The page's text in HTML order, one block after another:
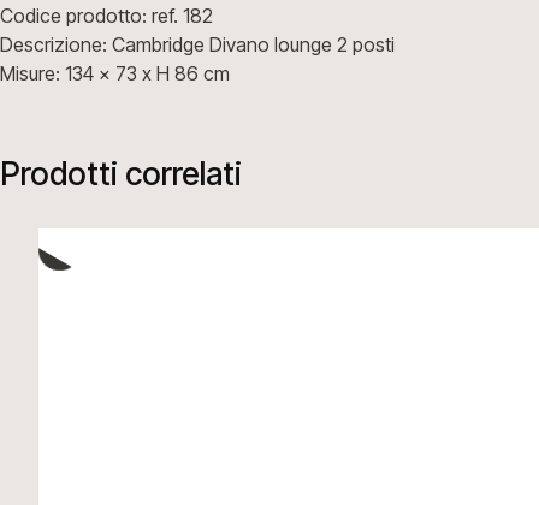
Codice prodotto: ref. 182
Descrizione: Cambridge Divano lounge 2 posti
Misure: 134 x 73 x H 86 cm
Prodotti correlati